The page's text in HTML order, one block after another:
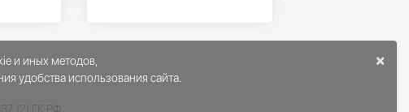
(2) ГК РФ
×
и иных методов,
удобства использования сайта.